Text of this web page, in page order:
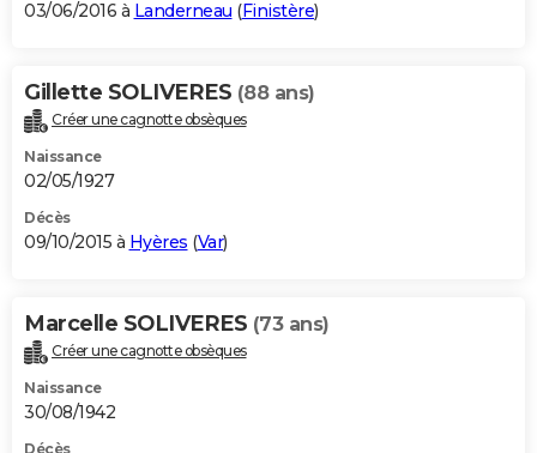
03/06/2016 à Landerneau (Finistère)
Gillette SOLIVERES (88 ans)
Créer une cagnotte obsèques
Naissance
02/05/1927
Décès
09/10/2015 à Hyères (Var)
Marcelle SOLIVERES (73 ans)
Créer une cagnotte obsèques
Naissance
30/08/1942
Décès